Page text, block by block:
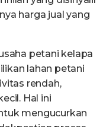
harga jual yang
petani kelapa
lahan petani
rendah,
Hal ini
mengucurkan